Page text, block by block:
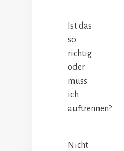
Ist das
so
richtig
oder
muss
ich
auftrennen?
Nicht